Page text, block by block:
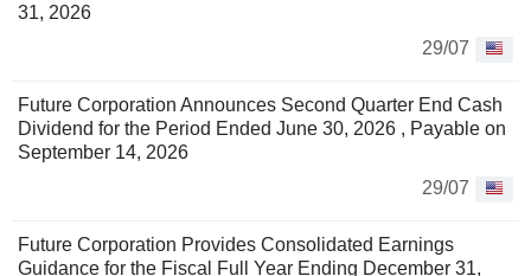
31, 2026
29/07
Future Corporation Announces Second Quarter End Cash
Dividend for the Period Ended June 30, 2026 , Payable on
September 14, 2026
29/07
Future Corporation Provides Consolidated Earnings
Guidance for the Fiscal Full Year Ending December 31,